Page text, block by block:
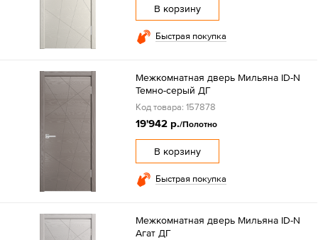
В корзину
Быстрая покупка
Межкомнатная дверь Мильяна ID-N
Темно-серый ДГ
Код товара: 157878
19'942 р./Полотно
В корзину
Быстрая покупка
Межкомнатная дверь Мильяна ID-N
Агат ДГ